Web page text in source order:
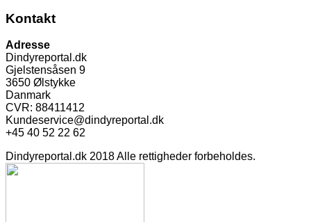
Kontakt
Adresse
Dindyreportal.dk
Gjelstensåsen 9
3650 Ølstykke
Danmark
CVR: 88411412
Kundeservice@dindyreportal.dk
+45 40 52 22 62
Dindyreportal.dk 2018 Alle rettigheder forbeholdes.